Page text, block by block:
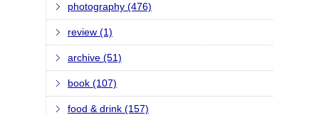
photography (476)
review (1)
archive (51)
book (107)
food & drink (157)